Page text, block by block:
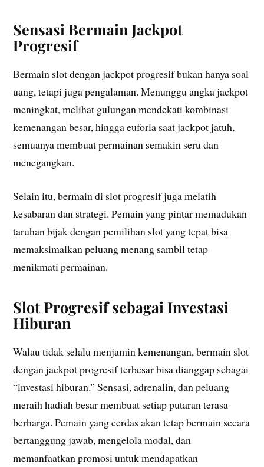
Sensasi Bermain Jackpot
Progresif
Bermain slot dengan jackpot progresif bukan hanya soal
uang, tetapi juga pengalaman. Menunggu angka jackpot
meningkat, melihat gulungan mendekati kombinasi
kemenangan besar, hingga euforia saat jackpot jatuh,
semuanya membuat permainan semakin seru dan
menegangkan.
Selain itu, bermain di slot progresif juga melatih
kesabaran dan strategi. Pemain yang pintar memadukan
taruhan bijak dengan pemilihan slot yang tepat bisa
memaksimalkan peluang menang sambil tetap
menikmati permainan.
Slot Progresif sebagai Investasi
Hiburan
Walau tidak selalu menjamin kemenangan, bermain slot
dengan jackpot progresif terbesar bisa dianggap sebagai
“investasi hiburan.” Sensasi, adrenalin, dan peluang
meraih hadiah besar membuat setiap putaran terasa
berharga. Pemain yang cerdas akan tetap bermain secara
bertanggung jawab, mengelola modal, dan
memanfaatkan promosi untuk mendapatkan